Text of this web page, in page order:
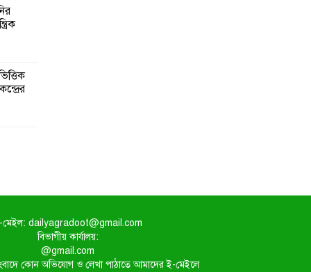
মেইল: dailyagradoot@gmail.com
বিভাগীয় কার্যালয়:
@gmail.com
কোন অভিযোগ ও লেখা পাঠাতে আমাদের ই-মেইলে